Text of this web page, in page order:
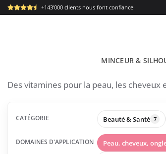
Passer
au
+143'000 clients nous font confiance
MINCEUR &
Des vitamines pour la peau, les cheveux
CATÉGORIE Beauté & Santé 7
DOMAINES D'APPLICATION Peau, cheveux,